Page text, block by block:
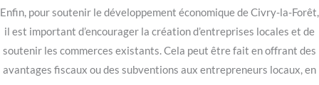
Enfin, pour soutenir le développement économique de Civry-la-Forêt,
il est important d’encourager la création d’entreprises locales et de
soutenir les commerces existants. Cela peut être fait en offrant des
avantages fiscaux ou des subventions aux entrepreneurs locaux, en